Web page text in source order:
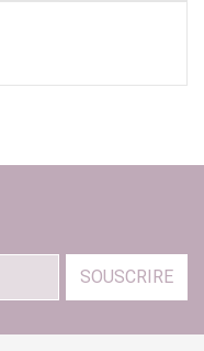
SOUSCRIRE